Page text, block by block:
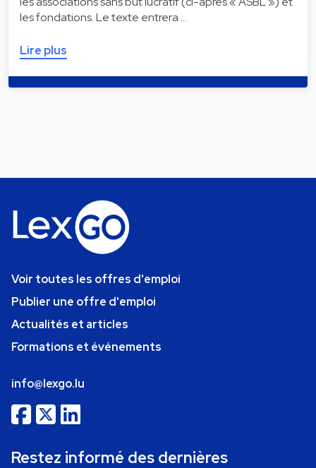
les fondations. Le texte entrera …
Lire plus
Voir toutes les offres d'emploi
Publier une offre d'emploi
Actualités et articles
Formations et événements
info@lexgo.lu
Restez informé des dernières